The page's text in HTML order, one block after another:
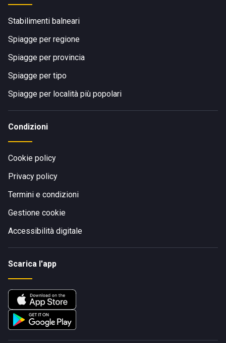
Stabilimenti balneari
Spiagge per regione
Spiagge per provincia
Spiagge per tipo
Spiagge per località più popolari
Condizioni
Cookie policy
Privacy policy
Termini e condizioni
Gestione cookie
Accessibilità digitale
Scarica l'app